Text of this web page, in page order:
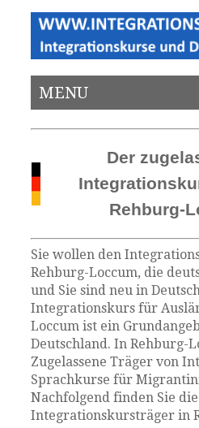
MENU
Der
Rehburg-
Sie wollen den
Rehburg-Loccum, die
und Sie sind neu in
Integrationskurs für
Loccum ist ein
Deutschland. In Rehburg-
Zugelassene Träger von
Sprachkurse für
Nachfolgend finden Sie
Integrationskursträger in